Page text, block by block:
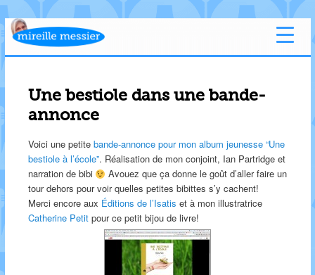
Une bestiole dans une bande-
annonce
Voici une petite bande-annonce pour mon album jeunesse “Une
bestiole à l’école”. Réalisation de mon conjoint, Ian Partridge et
narration de bibi
Avouez que ça donne le goût d’aller faire un
tour dehors pour voir quelles petites bibittes s’y cachent!
Merci encore aux Éditions de l’Isatis et à mon illustratrice
Catherine Petitpour ce petit bijou de livre!